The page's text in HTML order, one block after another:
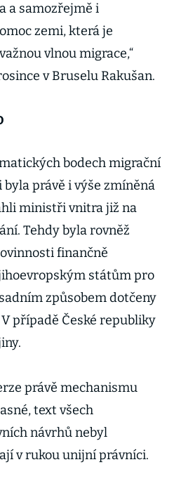
a samozřejmě i
zemi, která je
vlnou migrace,“
v Bruselu Rakušan.
bodech migrační
právě i výše zmíněná
ministři vnitra již na
Tehdy byla rovněž
finančně
státům pro
způsobem dotčeny
případě České republiky
právě mechanismu
text všech
návrhů nebyl
v rukou unijní právníci.